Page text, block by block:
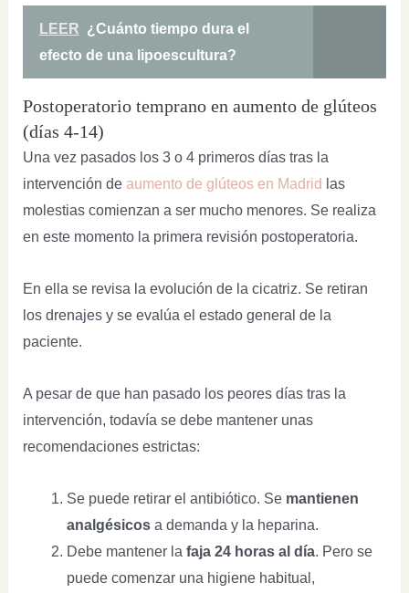
LEER ¿Cuánto tiempo dura el
efecto de una lipoescultura?
Postoperatorio temprano en aumento de glúteos
(días 4-14)
Una vez pasados los 3 o 4 primeros días tras la
intervención de aumento de glúteos en Madrid las
molestias comienzan a ser mucho menores. Se realiza
en este momento la primera revisión postoperatoria.
En ella se revisa la evolución de la cicatriz. Se retiran
los drenajes y se evalúa el estado general de la
paciente.
A pesar de que han pasado los peores días tras la
intervención, todavía se debe mantener unas
recomendaciones estrictas:
Se puede retirar el antibiótico. Se mantienen
analgésicosa demanda y la heparina.
Debe mantener la faja 24 horas al día. Pero se
puede comenzar una higiene habitual,